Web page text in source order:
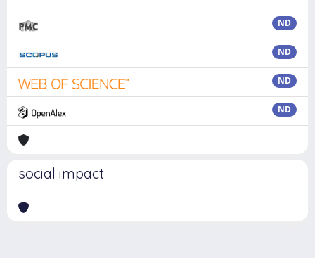
ND
ND
ND
ND
social impact